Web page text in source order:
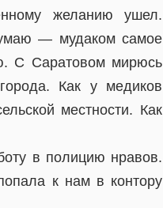
желанию ушел.
— мудаком самое
С Саратовом мирюсь
Как у медиков
местности. Как
в полицию нравов.
к нам в контору